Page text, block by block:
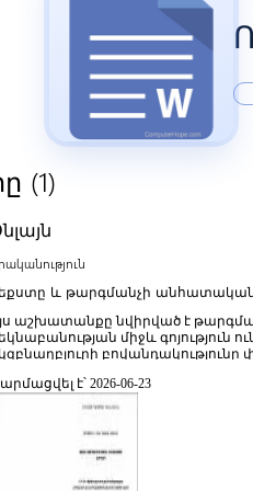
(1)
և թարգմանչի անհատական
աշխատանքը նվիրված է
միջև գոյություն
բովանդակությունը
որի ընթացքում
ունենալ
կարող է
և
համարժեքության
որոնք ցույց են տալիս,
է՝ 2026-06-23